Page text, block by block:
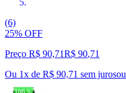
(6)
25% OFF
Preço R$ 90,71R$ 90,71
Ou 1x de R$ 90,71 sem jurosou